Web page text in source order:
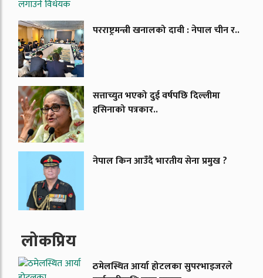
परराष्ट्रमन्त्री खनालको दावी : नेपाल चीन र..
सत्ताच्युत भएको दुई वर्षपछि दिल्लीमा
हसिनाको पत्रकार..
नेपाल किन आउँदै भारतीय सेना प्रमुख ?
लाेकप्रिय
ठमेलस्थित आर्या होटलका सुपरभाइजरले